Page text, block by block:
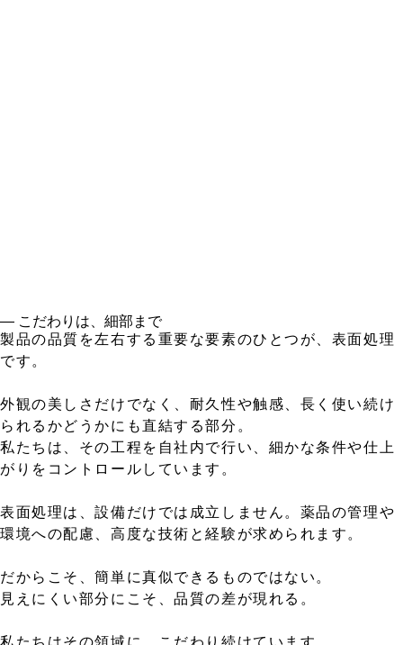
― こだわりは、細部まで
製品の品質を左右する重要な要素のひとつが、表面処理
です。
外観の美しさだけでなく、耐久性や触感、長く使い続け
られるかどうかにも直結する部分。
私たちは、その工程を自社内で行い、細かな条件や仕上
がりをコントロールしています。
表面処理は、設備だけでは成立しません。薬品の管理や
環境への配慮、高度な技術と経験が求められます。
だからこそ、簡単に真似できるものではない。
見えにくい部分にこそ、品質の差が現れる。
私たちはその領域に、こだわり続けています